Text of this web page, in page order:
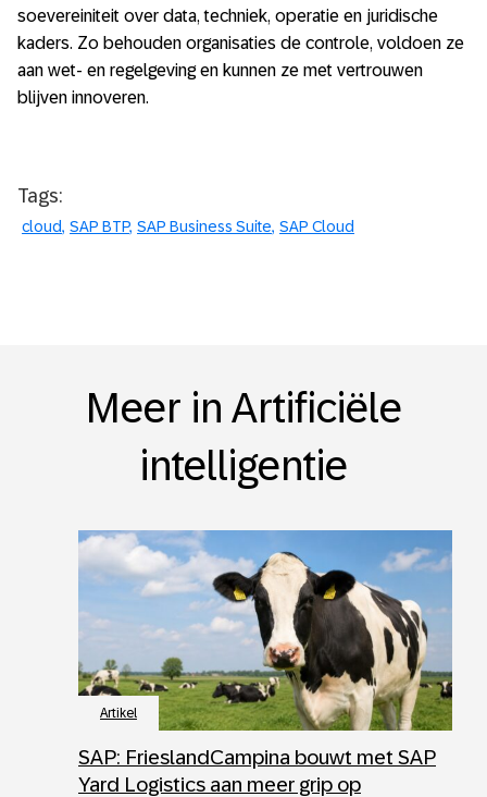
soevereiniteit over data, techniek, operatie en juridische
kaders. Zo behouden organisaties de controle, voldoen ze
aan wet- en regelgeving en kunnen ze met vertrouwen
blijven innoveren.
Tags:
cloud SAP BTP SAP Business Suite SAP Cloud
Meer in Artificiële
intelligentie
Artikel
SAP: FrieslandCampina bouwt met SAP
Yard Logistics aan meer grip op